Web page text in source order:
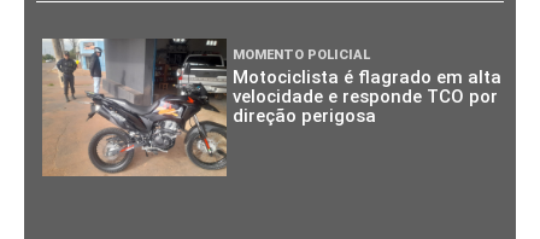
MOMENTO POLICIAL
Motociclista é flagrado em alta
velocidade e responde TCO por
direção perigosa